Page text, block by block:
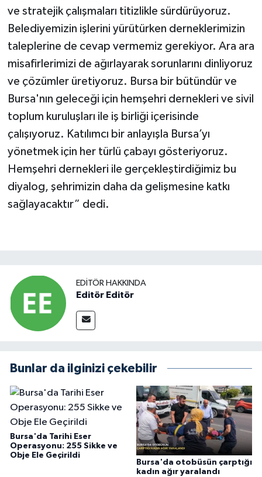
ve stratejik çalışmaları titizlikle sürdürüyoruz.
Belediyemizin işlerini yürütürken derneklerimizin
taleplerine de cevap vermemiz gerekiyor. Ara ara
misafirlerimizi de ağırlayarak sorunlarını dinliyoruz
ve çözümler üretiyoruz. Bursa bir bütündür ve
Bursa'nın geleceği için hemşehri dernekleri ve sivil
toplum kuruluşları ile iş birliği içerisinde
çalışıyoruz. Katılımcı bir anlayışla Bursa’yı
yönetmek için her türlü çabayı gösteriyoruz.
Hemşehri dernekleri ile gerçekleştirdiğimiz bu
diyalog, şehrimizin daha da gelişmesine katkı
sağlayacaktır” dedi.
EDITÖR HAKKINDA
Editör Editör
Bunlar da ilginizi çekebilir
Bursa'da Tarihi Eser
Operasyonu: 255 Sikke ve
Obje Ele Geçirildi
Bursa'da otobüsün çarptığı
kadın ağır yaralandı